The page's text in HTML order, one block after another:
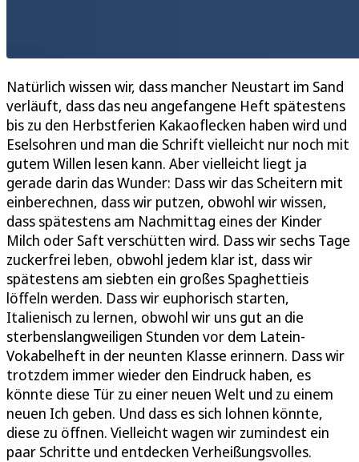
Natürlich wissen wir, dass mancher Neustart im Sand
verläuft, dass das neu angefangene Heft spätestens
bis zu den Herbstferien Kakaoflecken haben wird und
Eselsohren und man die Schrift vielleicht nur noch mit
gutem Willen lesen kann. Aber vielleicht liegt ja
gerade darin das Wunder: Dass wir das Scheitern mit
einberechnen, dass wir putzen, obwohl wir wissen,
dass spätestens am Nachmittag eines der Kinder
Milch oder Saft verschütten wird. Dass wir sechs Tage
zuckerfrei leben, obwohl jedem klar ist, dass wir
spätestens am siebten ein großes Spaghettieis
löffeln werden. Dass wir euphorisch starten,
Italienisch zu lernen, obwohl wir uns gut an die
sterbenslangweiligen Stunden vor dem Latein-
Vokabelheft in der neunten Klasse erinnern. Dass wir
trotzdem immer wieder den Eindruck haben, es
könnte diese Tür zu einer neuen Welt und zu einem
neuen Ich geben. Und dass es sich lohnen könnte,
diese zu öffnen. Vielleicht wagen wir zumindest ein
paar Schritte und entdecken Verheißungsvolles.